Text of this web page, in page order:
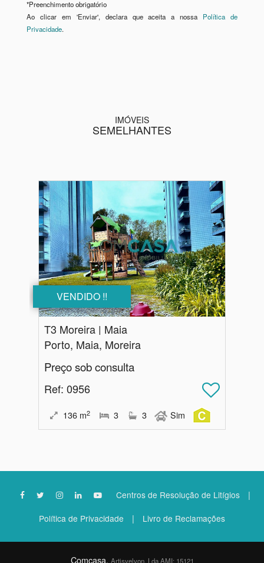
*Preenchimento obrigatório
Ao clicar em 'Enviar', declara que aceita a nossa Política de
Privacidade.
IMÓVEIS
SEMELHANTES
VENDIDO !!
T3 Moreira | Maia
Porto, Maia, Moreira
Preço sob consulta
Ref: 0956
136 m2 3 3 Sim
Centros de Resolução de Litígios |
Política de Privacidade | Livro de Reclamações
Comcasa, Artisvelvon, Lda AMI: 15121